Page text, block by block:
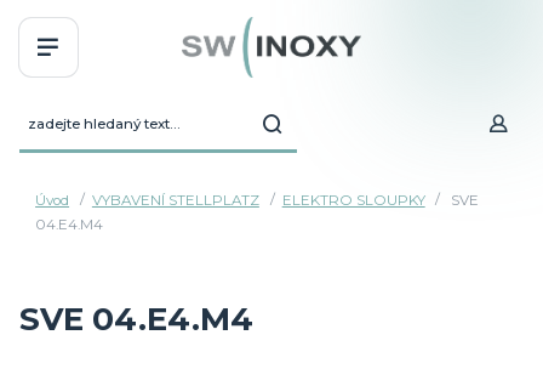
Úvod VYBAVENÍ STELLPLATZ ELEKTRO SLOUPKY
SVE
04.E4.M4
SVE 04.E4.M4